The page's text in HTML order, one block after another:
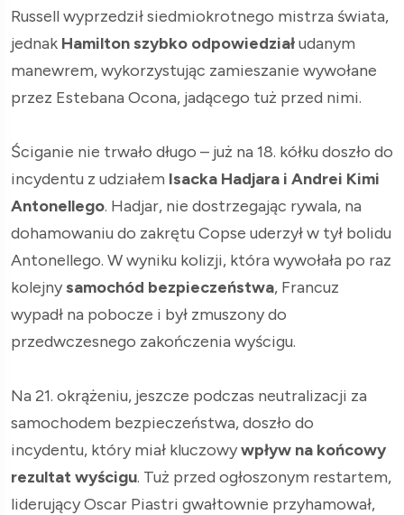
Russell wyprzedził siedmiokrotnego mistrza świata,
jednak Hamilton szybko odpowiedziałudanym
manewrem, wykorzystując zamieszanie wywołane
przez Estebana Ocona, jadącego tuż przed nimi.
Ściganie nie trwało długo – już na 18. kółku doszło do
incydentu z udziałem Isacka Hadjara i Andrei Kimi
Antonellego. Hadjar, nie dostrzegając rywala, na
dohamowaniu do zakrętu Copse uderzył w tył bolidu
Antonellego. W wyniku kolizji, która wywołała po raz
kolejnysamochód bezpieczeństwa, Francuz
wypadł na pobocze i był zmuszony do
przedwczesnego zakończenia wyścigu.
Na 21. okrążeniu, jeszcze podczas neutralizacji za
samochodem bezpieczeństwa, doszło do
incydentu, który miał kluczowywpływ na końcowy
rezultat wyścigu. Tuż przed ogłoszonym restartem,
liderujący Oscar Piastri gwałtownie przyhamował,